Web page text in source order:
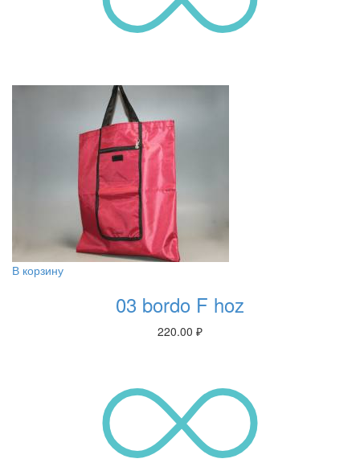
В корзину
03 bordo F hoz
220.00 ₽